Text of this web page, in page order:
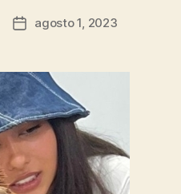
Fecha
entrada
agosto 1, 2023